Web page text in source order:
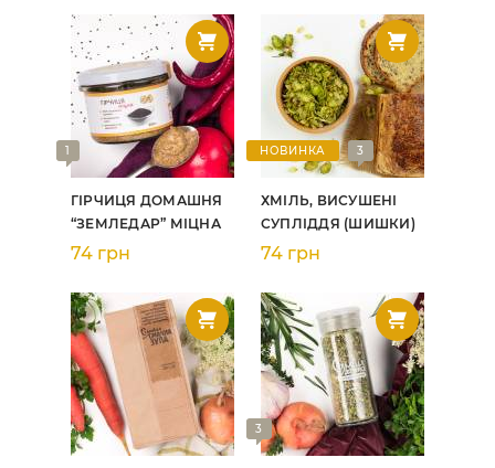
1
ГІРЧИЦЯ ДОМАШНЯ
“ЗЕМЛЕДАР” МІЦНА
74 грн
НОВИНКА 3
ХМІЛЬ, ВИСУШЕНІ
СУПЛІДДЯ (ШИШКИ)
74 грн
3